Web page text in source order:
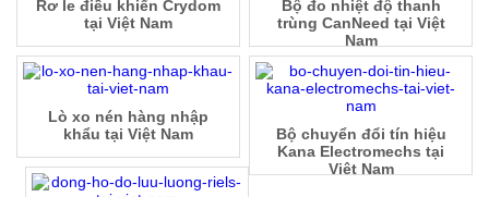
Bộ đo nhiệt độ thanh
trùng CanNeed tại Việt
Nam
Rơ le điều khiển Crydom
tại Việt Nam
Bộ chuyển đổi tín hiệu
Kana Electromechs tại
Việt Nam
Lò xo nén hàng nhập
khẩu tại Việt Nam